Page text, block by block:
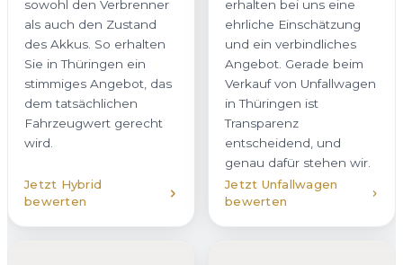
als auch den Zustand
des Akkus. So erhalten
Sie in Thüringen ein
stimmiges Angebot, das
dem tatsächlichen
Fahrzeugwert gerecht
wird.
bewerten
ehrliche Einschätzung
und ein verbindliches
Angebot. Gerade beim
Verkauf von Unfallwagen
in Thüringen ist
Transparenz
entscheidend, und
genau dafür stehen wir.
Jetzt Unfallwagen
bewerten